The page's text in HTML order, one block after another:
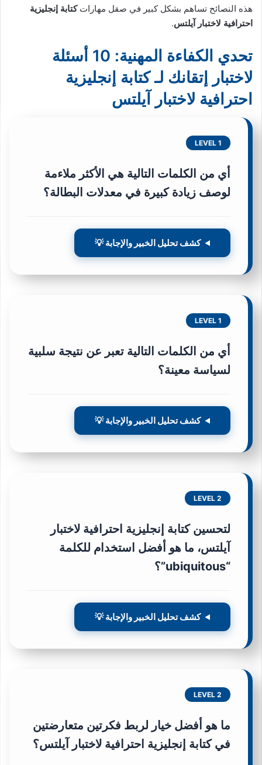
هذه النصائح تساهم بشكل كبير في صقل مهاراتكتابة إنجليزية
احترافية لاختبار آيلتس.
تحدي الكفاءة المهنية: 10 أسئلة
لاختبار إتقانك لـ كتابة إنجليزية
احترافية لاختبار آيلتس
LEVEL 1
أي من الكلمات التالية هي الأكثر ملاءمة
لوصف زيادة كبيرة في معدلات البطالة؟
كشف تحليل الخبير والإجابة 💡
LEVEL 1
أي من الكلمات التالية تعبر عن نتيجة سلبية
لسياسة معينة؟
كشف تحليل الخبير والإجابة 💡
LEVEL 2
لتحسينكتابة إنجليزية احترافية لاختبار
آيلتس، ما هو أفضل استخدام للكلمة
“ubiquitous”؟
كشف تحليل الخبير والإجابة 💡
LEVEL 2
ما هو أفضل خيار لربط فكرتين متعارضتين
فيكتابة إنجليزية احترافية لاختبار آيلتس؟